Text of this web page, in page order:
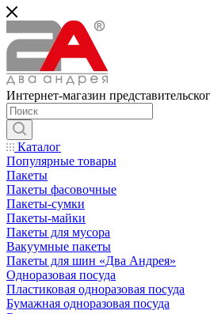
Интернет-магазин
Каталог
Популярные товары
Пакеты
Пакеты фасовочные
Пакеты-сумки
Пакеты-майки
Пакеты для мусора
Вакуумные пакеты
Пакеты для шин «Два Андрея»
Одноразовая посуда
Пластиковая одноразовая посуда
Бумажная одноразовая посуда